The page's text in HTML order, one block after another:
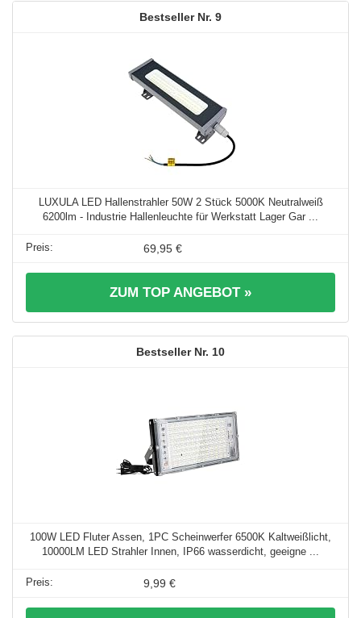
9
LUXULA LED Hallenstrahler 50W 2 Stück 5000K Neutralweiß
6200lm - Industrie Hallenleuchte für Werkstatt Lager Gar ...
69,95 €
ZUM TOP ANGEBOT »
10
100W LED Fluter Assen, 1PC Scheinwerfer 6500K Kaltweißlicht,
10000LM LED Strahler Innen, IP66 wasserdicht, geeigne ...
9,99 €